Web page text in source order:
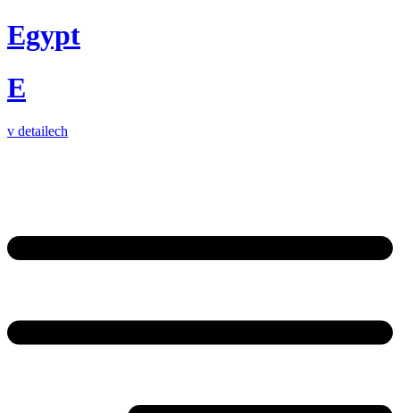
Egypt
E
v detailech